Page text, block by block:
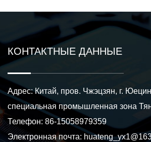
КОНТАКТНЫЕ ДАННЫЕ
Адрес: Китай, пров. Чжэцзян, г.
специальная промышленная зона
Телефон: 86-15058979359
Электронная почта: